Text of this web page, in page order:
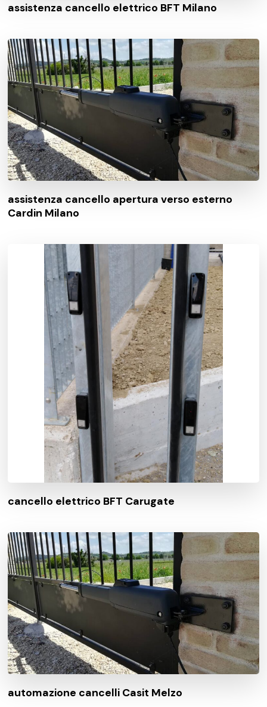
assistenza cancello elettrico BFT Milano
assistenza cancello apertura verso esterno
Cardin Milano
cancello elettrico BFT Carugate
automazione cancelli Casit Melzo